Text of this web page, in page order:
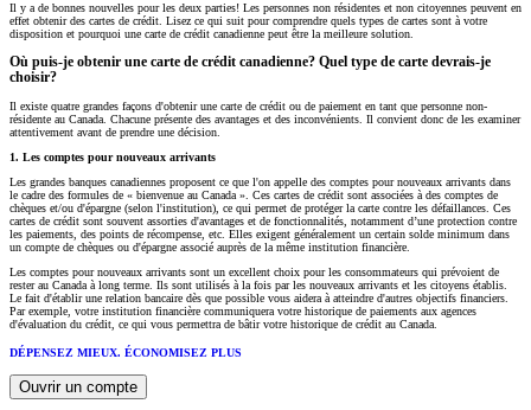
Il y a de bonnes nouvelles pour les deux parties! Les personnes non résidentes et non citoyennes peuvent en
effet obtenir des cartes de crédit. Lisez ce qui suit pour comprendre quels types de cartes sont à votre
disposition et pourquoi une carte de crédit canadienne peut être la meilleure solution.
Où puis-je obtenir une carte de crédit canadienne? Quel type de carte devrais-je
choisir?
Il existe quatre grandes façons d'obtenir une carte de crédit ou de paiement en tant que personne non-
résidente au Canada. Chacune présente des avantages et des inconvénients. Il convient donc de les examiner
attentivement avant de prendre une décision.
1. Les comptes pour nouveaux arrivants
Les grandes banques canadiennes proposent ce que l'on appelle des comptes pour nouveaux arrivants dans
le cadre des formules de « bienvenue au Canada ». Ces cartes de crédit sont associées à des comptes de
chèques et/ou d'épargne (selon l'institution), ce qui permet de protéger la carte contre les défaillances. Ces
cartes de crédit sont souvent assorties d'avantages et de fonctionnalités, notamment d’une protection contre
les paiements, des points de récompense, etc. Elles exigent généralement un certain solde minimum dans
un compte de chèques ou d'épargne associé auprès de la même institution financière.
Les comptes pour nouveaux arrivants sont un excellent choix pour les consommateurs qui prévoient de
rester au Canada à long terme. Ils sont utilisés à la fois par les nouveaux arrivants et les citoyens établis.
Le fait d'établir une relation bancaire dès que possible vous aidera à atteindre d'autres objectifs financiers.
Par exemple, votre institution financière communiquera votre historique de paiements aux agences
d'évaluation du crédit, ce qui vous permettra de bâtir votre historique de crédit au Canada.
DÉPENSEZ MIEUX. ÉCONOMISEZ PLUS
Ouvrir un compte